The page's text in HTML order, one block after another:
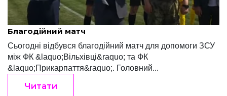
Редакція "Край" Травень 8, 2022
Благодійний матч
Сьогодні відбувся благодійний матч для допомоги ЗСУ
між ФК &laquo;Вільхівці&raquo; та ФК
&laquo;Прикарпаття&raquo;. Головний...
Читати